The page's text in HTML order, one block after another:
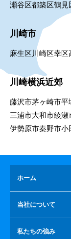
瀬谷区都築区鶴見
川崎市
麻生区 川崎区幸区
川崎横浜近郊
藤沢市茅ヶ崎市平
三浦市大和市綾瀬
伊勢原市秦野市小
ホーム
当社について
私たちの強み